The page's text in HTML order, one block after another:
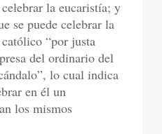
la eucaristía; y
se puede celebrar la
“por justa
del ordinario del
lo cual indica
en él un
los mismos